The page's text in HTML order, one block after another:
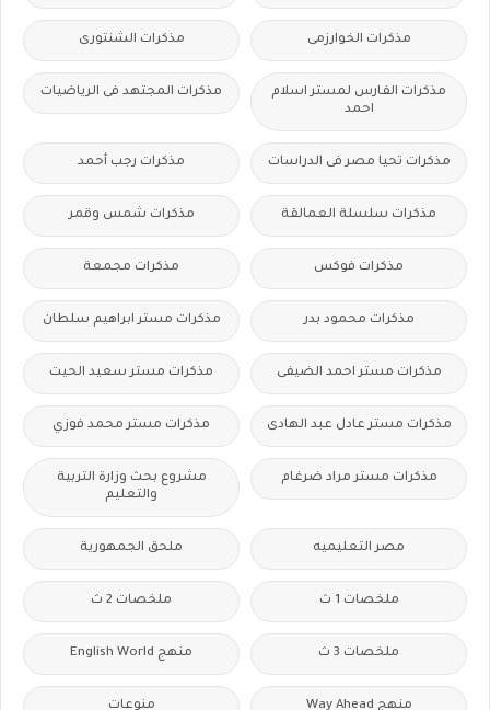
مذكرات الخوارزمى مذكرات الشنتورى
مذكرات الفارس لمستر اسلام
احمد
مذكرات المجتهد فى الرياضيات
مذكرات تحيا مصر فى الدراسات مذكرات رجب أحمد
مذكرات سلسلة العمالقة مذكرات شمس وقمر
مذكرات فوكس مذكرات مجمعة
مذكرات محمود بدر مذكرات مستر ابراهيم سلطان
مذكرات مستر احمد الضيفى مذكرات مستر سعيد الحيت
مذكرات مستر عادل عبد الهادى مذكرات مستر محمد فوزي
مذكرات مستر مراد ضرغام
مشروع بحث وزارة التربية
والتعليم
مصر التعليميه ملحق الجمهورية
ملخصات 1 ث ملخصات 2 ث
ملخصات 3 ث منهج English World
منهج Way Ahead منوعات